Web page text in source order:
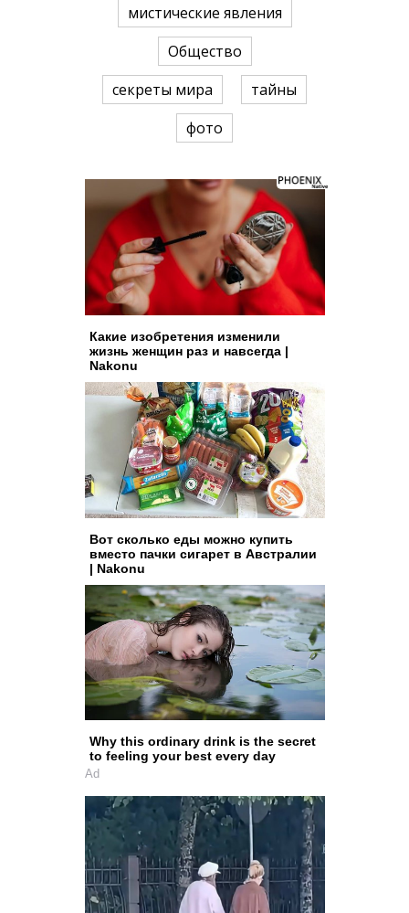
мистические явления
Общество
секреты мира
тайны
фото
Какие изобретения изменили
жизнь женщин раз и навсегда |
Nakonu
Вот сколько еды можно купить
вместо пачки сигарет в Австралии
| Nakonu
Why this ordinary drink is the secret
to feeling your best every day
Ad